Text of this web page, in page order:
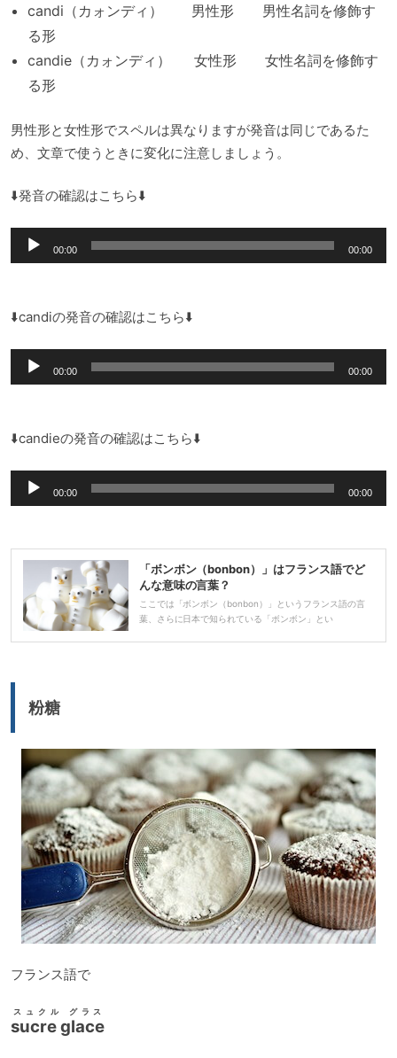
candi（カォンディ） 男性形 男性名詞を修飾す
る形
candie（カォンディ） 女性形 女性名詞を修飾す
る形
男性形と女性形でスペルは異なりますが発音は同じであるた
め、文章で使うときに変化に注意しましょう。
⬇️発音の確認はこちら⬇️
声
レ
ー
00:00 00:00
⬇️candiの発音の確認はこちら⬇️
声
レ
ー
00:00 00:00
⬇️candieの発音の確認はこちら⬇️
声
レ
ヤ
00:00 00:00
「ボンボン（bonbon）」はフランス語でど
んな意味の言葉？
ここでは「ボンボン（bonbon）」というフランス語の言
葉、さらに日本で知られている「ボンボン」とい
粉糖
フランス語で
sucre glace
スュクル グラス